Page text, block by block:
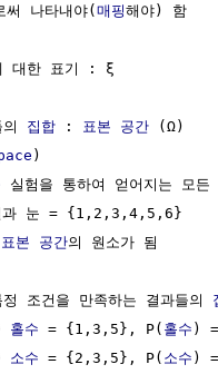
써 나타내야(매핑해야) 함
대한 표기 : ξ
의 집합 : 표본 공간 (Ω)
)
실험을 통하여 얻어지는 모든
눈 = {1,2,3,4,5,6}
표본 공간의 원소가 됨
조건을 만족하는 결과들의
홀수 = {1,3,5}, P( 홀수 )
소수 = {2,3,5}, P( 소수 )